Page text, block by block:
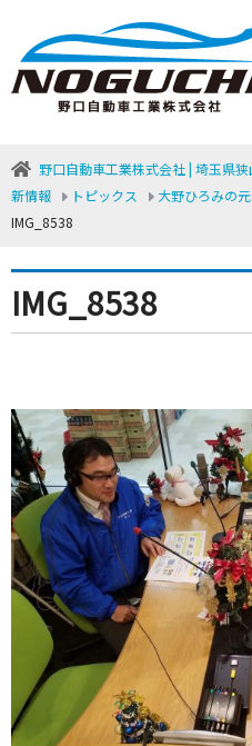
野口自動車工業株式会社 | 埼玉県
新情報
トピックス
大野ひろみの
IMG_8538
IMG_8538